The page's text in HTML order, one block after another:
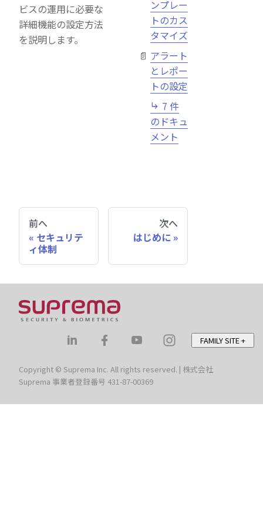
ビスの運用に必要な
詳細機能の設定方法
を説明します。
ンプレー
トのカス
タマイズ
アラート
とレポー
トの設定
7 件
のドキュ
メント
前へ
セキュリテ
ィ体制
次へ
はじめに
FAMILY SITE+
Copyright © Suprema Inc. All rights reserved. | 株式会社
Suprema 事業者登録番号 431-87-00369